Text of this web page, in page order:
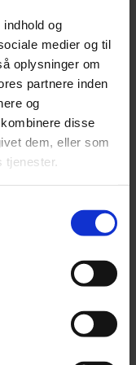
og
medier og til
oplysninger om
partnere inden
og
disse
dem, eller som
tjenester.
cyklus til et